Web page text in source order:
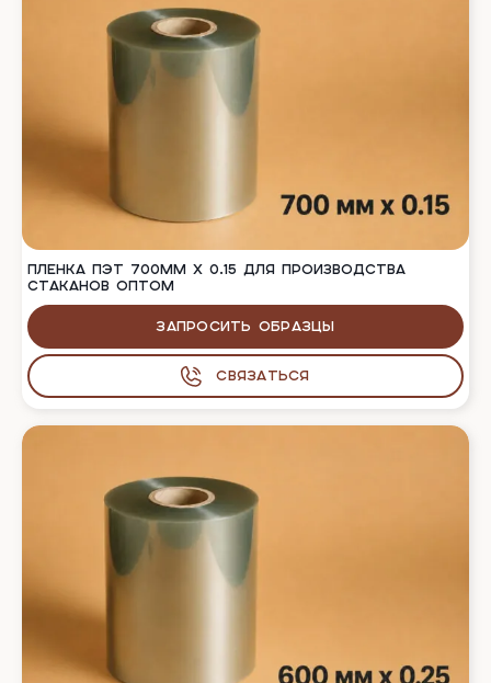
ПЛЕНКА ПЭТ 700ММ Х 0.15 ДЛЯ ПРОИЗВОДСТВА
СТАКАНОВ ОПТОМ
Запросить образцы
Связаться